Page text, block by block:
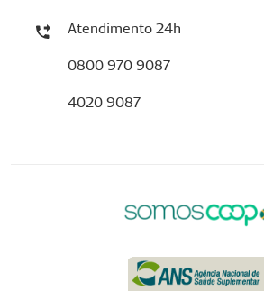
Atendimento 24h
0800 970 9087
4020 9087